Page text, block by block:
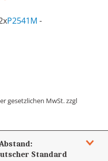
P2541M -
gesetzlichen MwSt. zzgl
Standard